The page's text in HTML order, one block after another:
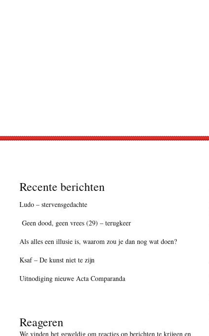
Recente berichten
Ludo – stervensgedachte
Geen dood, geen vrees (29) – terugkeer
Als alles een illusie is, waarom zou je dan nog wat doen?
Ksaf – De kunst niet te zijn
Uitnodiging nieuwe Acta Comparanda
Reageren
We vinden het geweldig om reacties op berichten te krijgen en